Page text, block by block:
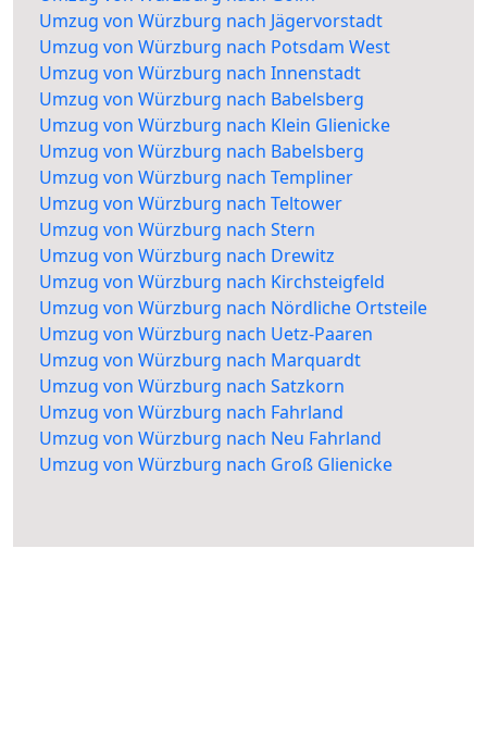
Umzug von Würzburg nach Jägervorstadt
Umzug von Würzburg nach Potsdam West
Umzug von Würzburg nach Innenstadt
Umzug von Würzburg nach Babelsberg
Umzug von Würzburg nach Klein Glienicke
Umzug von Würzburg nach Babelsberg
Umzug von Würzburg nach Templiner
Umzug von Würzburg nach Teltower
Umzug von Würzburg nach Stern
Umzug von Würzburg nach Drewitz
Umzug von Würzburg nach Kirchsteigfeld
Umzug von Würzburg nach Nördliche Ortsteile
Umzug von Würzburg nach Uetz-Paaren
Umzug von Würzburg nach Marquardt
Umzug von Würzburg nach Satzkorn
Umzug von Würzburg nach Fahrland
Umzug von Würzburg nach Neu Fahrland
Umzug von Würzburg nach Groß Glienicke